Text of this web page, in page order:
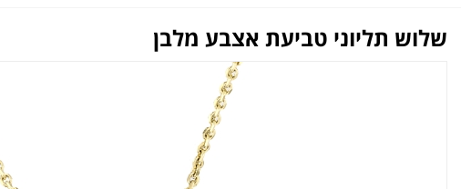
שלוש תליוני טביעת אצבע מלבן